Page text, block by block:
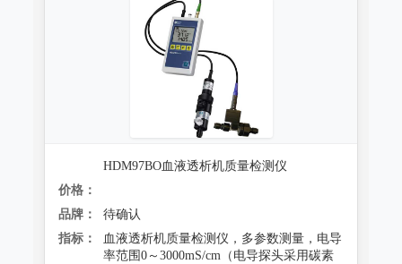
HDM97BO血液透析机质量检测仪
价格：
品牌：
待确认
指标：
血液透析机质量检测仪，多参数测量，电导
率范围0～3000mS/cm（电导探头采用碳素